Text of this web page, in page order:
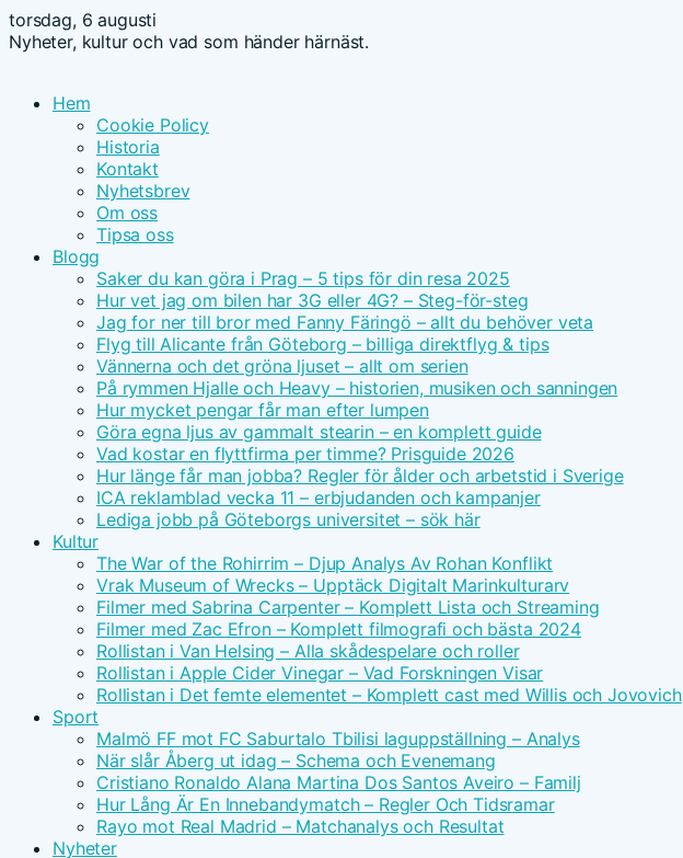
torsdag, 6 augusti
Nyheter, kultur och vad som händer härnäst.
Hem
Cookie Policy
Historia
Kontakt
Nyhetsbrev
Om oss
Tipsa oss
Blogg
Saker du kan göra i Prag – 5 tips för din resa 2025
Hur vet jag om bilen har 3G eller 4G? – Steg-för-steg
Jag for ner till bror med Fanny Färingö – allt du behöver veta
Flyg till Alicante från Göteborg – billiga direktflyg & tips
Vännerna och det gröna ljuset – allt om serien
På rymmen Hjalle och Heavy – historien, musiken och sanningen
Hur mycket pengar får man efter lumpen
Göra egna ljus av gammalt stearin – en komplett guide
Vad kostar en flyttfirma per timme? Prisguide 2026
Hur länge får man jobba? Regler för ålder och arbetstid i Sverige
ICA reklamblad vecka 11 – erbjudanden och kampanjer
Lediga jobb på Göteborgs universitet – sök här
Kultur
The War of the Rohirrim – Djup Analys Av Rohan Konflikt
Vrak Museum of Wrecks – Upptäck Digitalt Marinkulturarv
Filmer med Sabrina Carpenter – Komplett Lista och Streaming
Filmer med Zac Efron – Komplett filmografi och bästa 2024
Rollistan i Van Helsing – Alla skådespelare och roller
Rollistan i Apple Cider Vinegar – Vad Forskningen Visar
Rollistan i Det femte elementet – Komplett cast med Willis och Jovovich
Sport
Malmö FF mot FC Saburtalo Tbilisi laguppställning – Analys
När slår Åberg ut idag – Schema och Evenemang
Cristiano Ronaldo Alana Martina Dos Santos Aveiro – Familj
Hur Lång Är En Innebandymatch – Regler Och Tidsramar
Rayo mot Real Madrid – Matchanalys och Resultat
Nyheter